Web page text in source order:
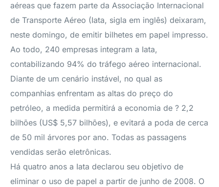
aéreas que fazem parte da Associação Internacional
de Transporte Aéreo (Iata, sigla em inglês) deixaram,
neste domingo, de emitir bilhetes em papel impresso.
Ao todo, 240 empresas integram a Iata,
contabilizando 94% do tráfego aéreo internacional.
Diante de um cenário instável, no qual as
companhias enfrentam as altas do preço do
petróleo, a medida permitirá a economia de ? 2,2
bilhões (US$ 5,57 bilhões), e evitará a poda de cerca
de 50 mil árvores por ano. Todas as passagens
vendidas serão eletrônicas.
Há quatro anos a Iata declarou seu objetivo de
eliminar o uso de papel a partir de junho de 2008. O